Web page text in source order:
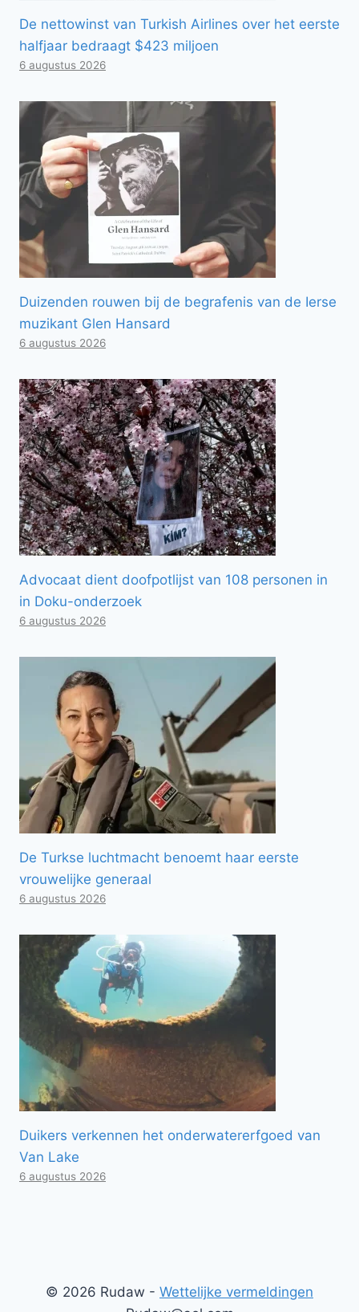
De nettowinst van Turkish Airlines over het eerste
halfjaar bedraagt ​​$423 miljoen
6 augustus 2026
Duizenden rouwen bij de begrafenis van de Ierse
muzikant Glen Hansard
6 augustus 2026
Advocaat dient doofpotlijst van 108 personen in
in Doku-onderzoek
6 augustus 2026
De Turkse luchtmacht benoemt haar eerste
vrouwelijke generaal
6 augustus 2026
Duikers verkennen het onderwatererfgoed van
Van Lake
6 augustus 2026
© 2026 Rudaw - Wettelijke vermeldingen